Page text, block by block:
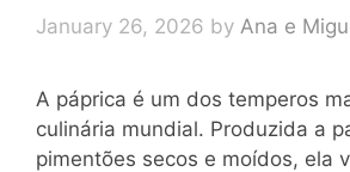
January 26, 2026 by Ana e
A páprica é um dos temperos
culinária mundial. Produzida a
pimentões secos e moídos, ela